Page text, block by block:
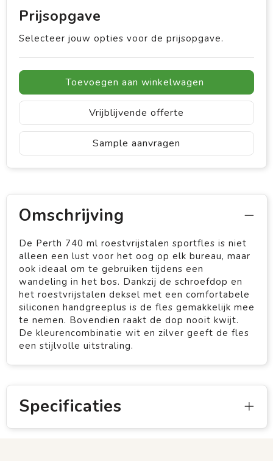
Prijsopgave
Selecteer jouw opties voor de prijsopgave.
Toevoegen aan winkelwagen
Vrijblijvende offerte
Sample aanvragen
Omschrijving
De Perth 740 ml roestvrijstalen sportfles is niet
alleen een lust voor het oog op elk bureau, maar
ook ideaal om te gebruiken tijdens een
wandeling in het bos. Dankzij de schroefdop en
het roestvrijstalen deksel met een comfortabele
siliconen handgreeplus is de fles gemakkelijk mee
te nemen. Bovendien raakt de dop nooit kwijt.
De kleurencombinatie wit en zilver geeft de fles
een stijlvolle uitstraling.
Specificaties